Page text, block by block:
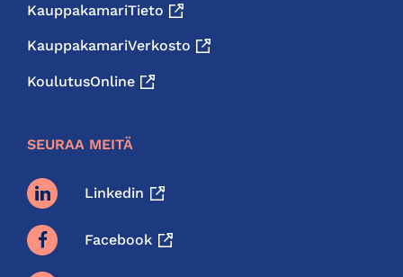
KauppakamariTieto
KauppakamariVerkosto
KoulutusOnline
SEURAA MEITÄ
Linkedin
Facebook